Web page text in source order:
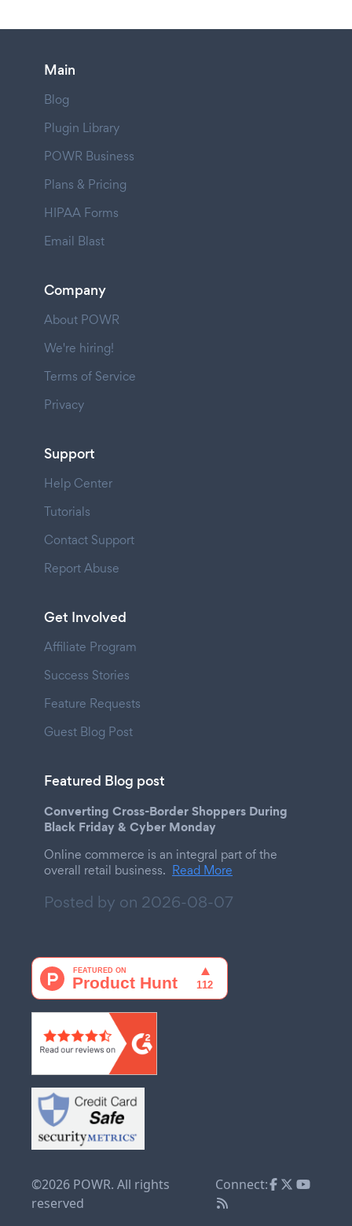
Main
Blog
Plugin Library
POWR Business
Plans & Pricing
HIPAA Forms
Email Blast
Company
About POWR
We're hiring!
Terms of Service
Privacy
Support
Help Center
Tutorials
Contact Support
Report Abuse
Get Involved
Affiliate Program
Success Stories
Feature Requests
Guest Blog Post
Featured Blog post
Converting Cross-Border Shoppers During
Black Friday & Cyber Monday
Online commerce is an integral part of the
overall retail business. Read More
Posted by on 2026-08-07
©2026 POWR. All rights
reserved
Connect: